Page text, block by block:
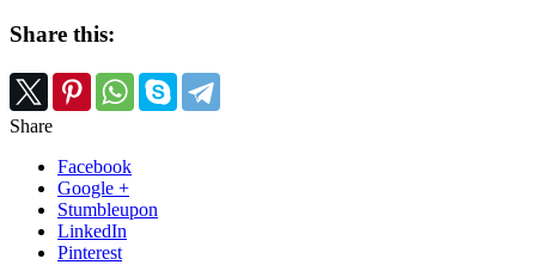
Share this:
Share
Facebook
Google +
Stumbleupon
LinkedIn
Pinterest